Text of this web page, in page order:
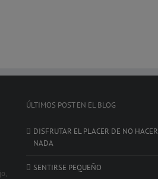
ÚLTIMOS POST EN EL BLOG
DISFRUTAR EL PLACER DE NO HACER
NADA
SENTIRSE PEQUEÑO